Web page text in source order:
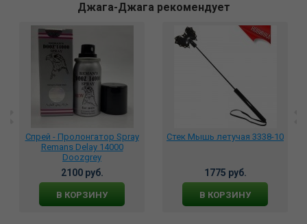
Джага-Джага рекомендует
Спрей - Пролонгатор Spray
Remans Delay 14000
Doozgrey
2100 руб.
В КОРЗИНУ
Стек Мышь летучая 3338-10
1775 руб.
В КОРЗИНУ